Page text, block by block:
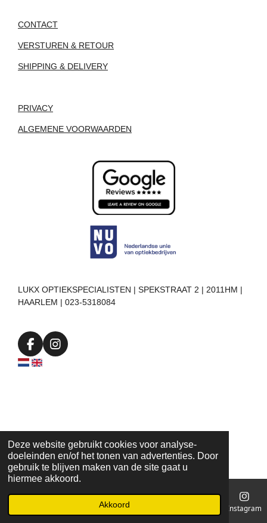
Deze website gebruikt cookies voor analyse-
doeleinden en/of het tonen van advertenties. Door
gebruik te blijven maken van de site gaat u
hiermee akkoord.
Akkoord
CONTACT
VERSTUREN & RETOUR
SHIPPING & DELIVERY
PRIVACY
ALGEMENE VOORWAARDEN
LUKX OPTIEKSPECIALISTEN | SPEKSTRAAT 2 | 2011HM |
HAARLEM | 023-5318084
F
a
I
m
Telefoonnummer Instagram